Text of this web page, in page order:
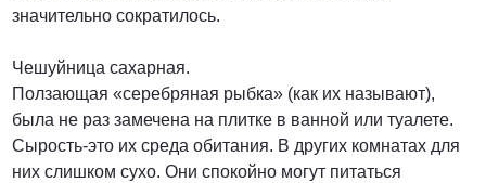
значительно сократилось.
Чешуйница сахарная.
Ползающая «серебряная рыбка» (как их называют),
была не раз замечена на плитке в ванной или туалете.
Сырость-это их среда обитания. В других комнатах для
них слишком сухо. Они спокойно могут питаться